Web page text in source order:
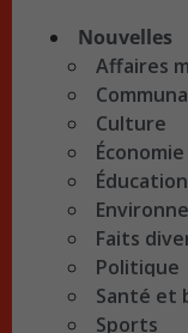
Nouvelles
Affaires
Culture
Économie
Éducation
Faits
Politique
Santé et
Sports